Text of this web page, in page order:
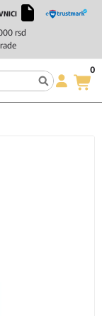
rsd
0
0,7l